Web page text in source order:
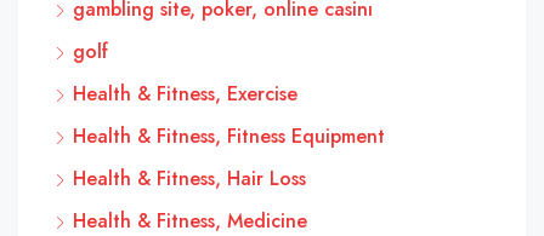
gambling site, poker, online casinı
golf
Health & Fitness, Exercise
Health & Fitness, Fitness Equipment
Health & Fitness, Hair Loss
Health & Fitness, Medicine